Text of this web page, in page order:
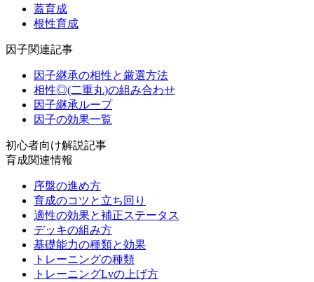
蓋育成
根性育成
因子関連記事
因子継承の相性と厳選方法
相性◎(二重丸)の組み合わせ
因子継承ループ
因子の効果一覧
初心者向け解説記事
育成関連情報
序盤の進め方
育成のコツと立ち回り
適性の効果と補正ステータス
デッキの組み方
基礎能力の種類と効果
トレーニングの種類
トレーニングLvの上げ方